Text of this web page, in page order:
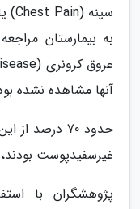
به بیمارستان
آنها مشاهده نشده
غیرسفیدپوست بودند، و